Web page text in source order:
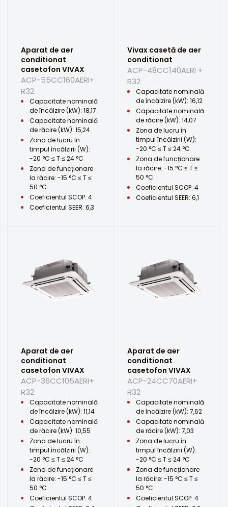
Aparat de aer
conditionat
casetofon VIVAX
ACP-55CC160AERI+
R32
Capacitate nominală
de încălzire (kW): 18,17
Capacitate nominală
de răcire (kW): 15,24
Zona de lucru în
timpul încălzirii (W):
-20 °C ≤ T ≤ 24 °C
Zona de funcționare
la răcire: -15 °C ≤ T ≤
50 °C
Coeficientul SCOP: 4
Coeficientul SEER: 6,3
Vivax casetă de aer
conditionat
ACP-48CC140AERI +
R32
Capacitate nominală
de încălzire (kW): 16,12
Capacitate nominală
de răcire (kW): 14,07
Zona de lucru în
timpul încălzirii (W):
-20 °C ≤ T ≤ 24 °C
Zona de funcționare
la răcire: -15 °C ≤ T ≤
50 °C
Coeficientul SCOP: 4
Coeficientul SEER: 6,1
Aparat de aer
conditionat
casetofon VIVAX
ACP-36CC105AERI+
R32
Capacitate nominală
de încălzire (kW): 11,14
Capacitate nominală
de răcire (kW): 10,55
Zona de lucru în
timpul încălzirii (W):
-20 °C ≤ T ≤ 24 °C
Zona de funcționare
la răcire: -15 °C ≤ T ≤
50 °C
Coeficientul SCOP: 4
Aparat de aer
conditionat
casetofon VIVAX
ACP-24CC70AERI+
R32
Capacitate nominală
de încălzire (kW): 7,62
Capacitate nominală
de răcire (kW): 7,03
Zona de lucru în
timpul încălzirii (W):
-20 °C ≤ T ≤ 24 °C
Zona de funcționare
la răcire: -15 °C ≤ T ≤
50 °C
Coeficientul SCOP: 4